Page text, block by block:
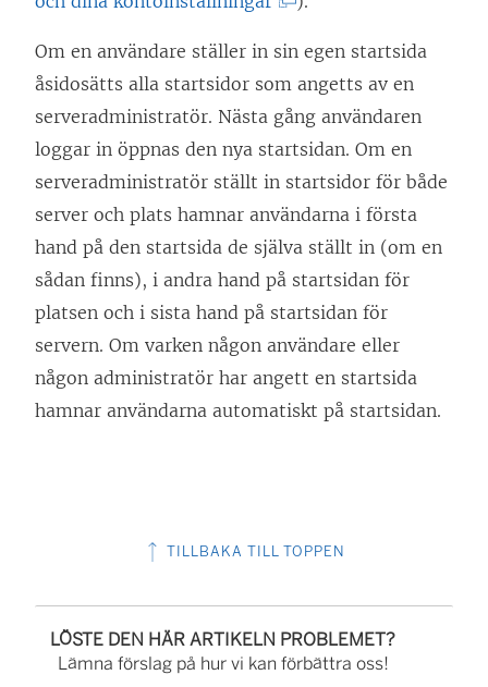
ä
n
k
e
n
ö
p
p
n
a
s
i
n
t
Om en användare ställer in sin egen startsida
åsidosätts alla startsidor som angetts av en
serveradministratör. Nästa gång användaren
loggar in öppnas den nya startsidan. Om en
serveradministratör ställt in startsidor för både
server och plats hamnar användarna i första
hand på den startsida de själva ställt in (om en
sådan finns), i andra hand på startsidan för
platsen och i sista hand på startsidan för
servern. Om varken någon användare eller
någon administratör har angett en startsida
hamnar användarna automatiskt på startsidan.
TILLBAKA TILL TOPPEN
LÖSTE DEN HÄR ARTIKELN PROBLEMET?
Lämna förslag på hur vi kan förbättra oss!